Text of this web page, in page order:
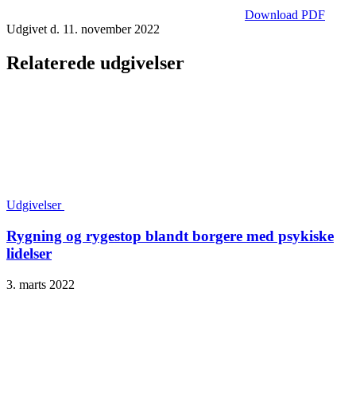
Download PDF
Udgivet d. 11. november 2022
Relaterede udgivelser
Udgivelser
Rygning og rygestop blandt borgere med psykiske
lidelser
3. marts 2022